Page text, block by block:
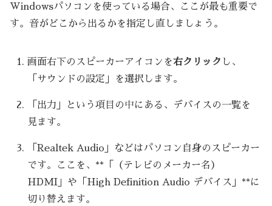
Windowsパソコンを使っている場合、ここが最も重要で
す。音がどこから出るかを指定し直しましょう。
画面右下のスピーカーアイコンを右クリック し、
「サウンドの設定」を選択します。
「出力」という項目の中にある、デバイスの一覧を
見ます。
「Realtek Audio」などはパソコン自身のスピーカー
です。ここを、**「（テレビのメーカー名）
HDMI」や「High Definition Audio デバイス」**に
切り替えます。